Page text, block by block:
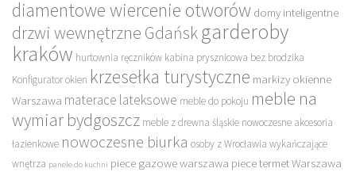
diamentowe wiercenie otworów domy inteligentne
drzwi wewnętrzne Gdańsk garderoby
kraków hurtownia ręczników kabina prysznicowa bez brodzika
Konfigurator okien krzesełka turystyczne markizy okienne
Warszawa materace lateksowe meble do pokoju meble na
wymiar bydgoszcz meble z drewna śląskie nowoczesne akcesoria
łazienkowe nowoczesne biurka osoby z Wrocławia wykańczające
wnętrza panele do kuchni piece gazowe warszawa piece termet Warszawa